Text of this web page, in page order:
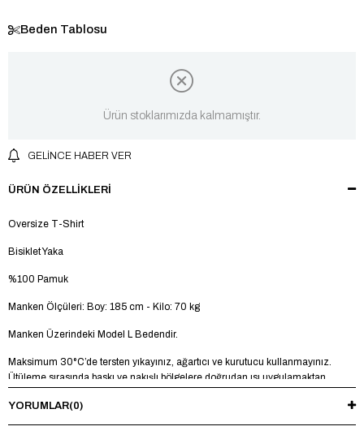
Beden Tablosu
Ürün stoklarımızda kalmamıştır.
GELINCE HABER VER
ÜRÜN ÖZELLIKLERI
Oversize T-Shirt
Bisiklet Yaka
%100 Pamuk
Manken Ölçüleri: Boy: 185 cm - Kilo: 70 kg
Manken Üzerindeki Model L Bedendir.
Maksimum 30°C’de tersten yıkayınız, ağartıcı ve kurutucu kullanmayınız.
Ütüleme sırasında baskı ve nakışlı bölgelere doğrudan ısı uygulamaktan
YORUMLAR(0)